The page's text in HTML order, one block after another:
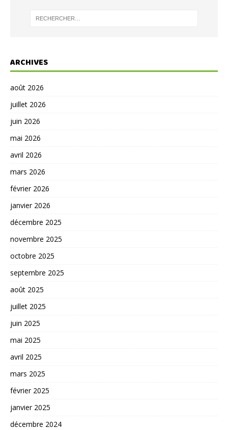
ARCHIVES
août 2026
juillet 2026
juin 2026
mai 2026
avril 2026
mars 2026
février 2026
janvier 2026
décembre 2025
novembre 2025
octobre 2025
septembre 2025
août 2025
juillet 2025
juin 2025
mai 2025
avril 2025
mars 2025
février 2025
janvier 2025
décembre 2024